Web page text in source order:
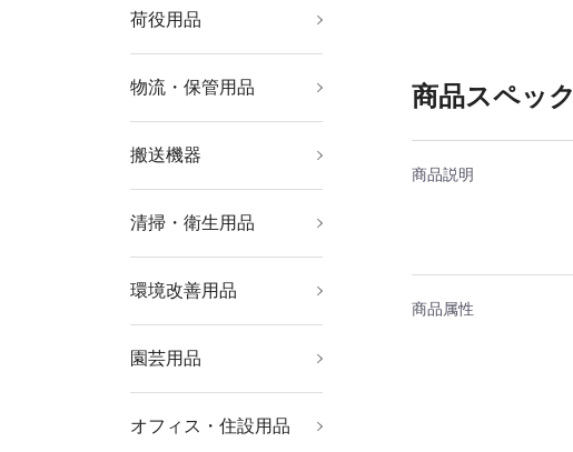
荷役用品
チェンブロック・クレ
吊りクランプ・スリン
ウインチ・ジャッキ
物流・保管用品 物品棚
作業台
ツールワゴン
工場用保管設備
コンテナ・パレット
収納用品
搬送機器 運搬台車
運搬車輌機器
リフター・ハンドパレ
コンベヤ
清掃・衛生用品 清掃機器
清掃用品
床材用品
労働衛生用品
環境改善用品 暑さ対策用品
寒さ対策用品
冷暖房・空調機器
環境改善機器
害虫・害獣駆除用品
防災・防犯用品
園芸用品 ホース・散水用品
緑化用品
オフィス・住設用品オフィス家具
ＯＡ用品
物置・エクステリア用
文房具
オフィス備品
商品スペック
商品説明
商品属性